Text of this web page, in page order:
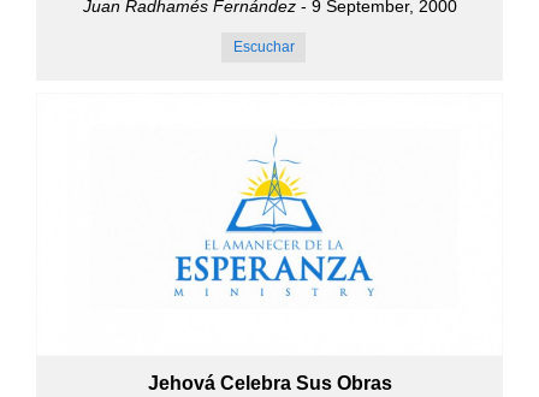
Juan Radhamés Fernández- 9 September, 2000
Escuchar
Jehová Celebra Sus Obras